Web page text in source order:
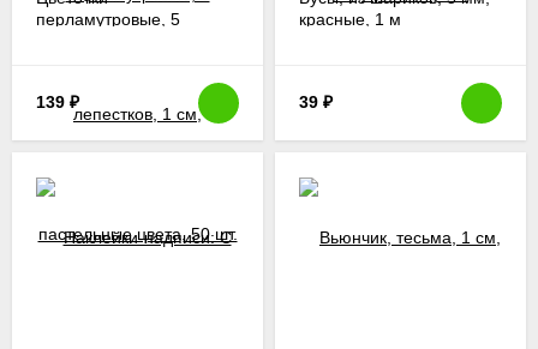
перламутровые, 5
139 ₽
красные, 1 м
39 ₽